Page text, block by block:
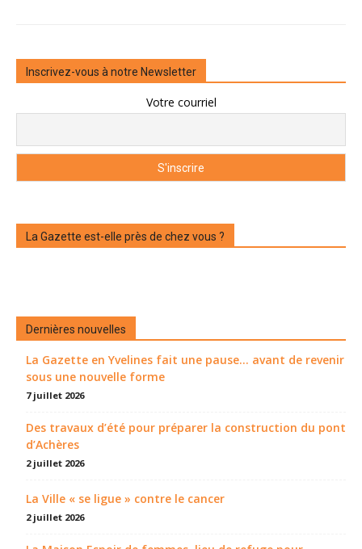
Inscrivez-vous à notre Newsletter
Votre courriel
La Gazette est-elle près de chez vous ?
Dernières nouvelles
La Gazette en Yvelines fait une pause... avant de revenir
sous une nouvelle forme
7 juillet 2026
Des travaux d’été pour préparer la construction du pont
d’Achères
2 juillet 2026
La Ville « se ligue » contre le cancer
2 juillet 2026